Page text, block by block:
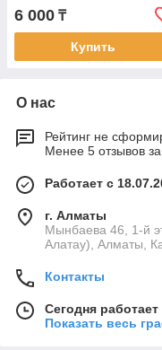
6 000 ₸
Купить
О нас
Рейтинг не
Менее 5 отзывов
Работает с
г. Алматы
Мынбаева 46, 1-й
Алатау), Алматы,
Контакты
Сегодня
Показать весь